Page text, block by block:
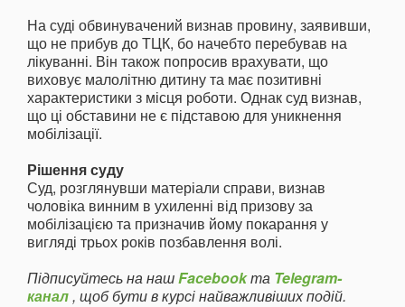
На суді обвинувачений визнав провину, заявивши,
що не прибув до ТЦК, бо начебто перебував на
лікуванні. Він також попросив врахувати, що
виховує малолітню дитину та має позитивні
характеристики з місця роботи. Однак суд визнав,
що ці обставини не є підставою для уникнення
мобілізації.
Рішення суду
Суд, розглянувши матеріали справи, визнав
чоловіка винним в ухиленні від призову за
мобілізацією та призначив йому покарання у
вигляді трьох років позбавлення волі.
Підписуйтесь на нашFacebookта Telegram-
канал, щоб бути в курсі найважливіших подій.